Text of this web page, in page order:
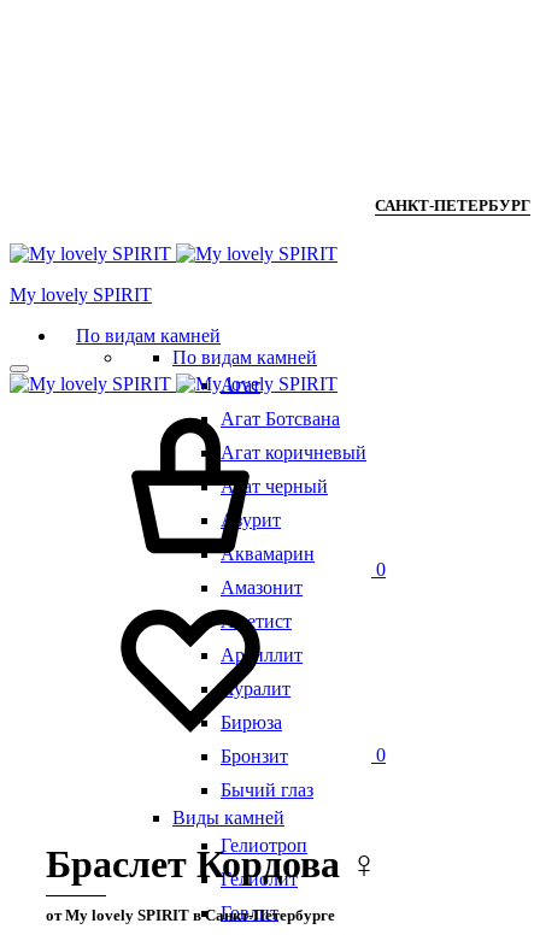
САНКТ-ПЕТЕРБУРГ
Мy lovely SPIRIT
По видам камней
По видам камней
Агат
Агат Ботсвана
Агат коричневый
Агат черный
Азурит
Аквамарин
Амазонит
Аметист
Аргиллит
Ауралит
Бирюза
Бронзит
Бычий глаз
Виды камней
Гелиотроп
Гелиолит
Говлит
0
0
Браслет Кордова ♀
от My lovely SPIRIT в Санкт-Петербурге